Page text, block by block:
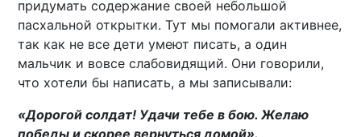
придумать содержание своей небольшой
пасхальной открытки. Тут мы помогали активнее,
так как не все дети умеют писать, а один
мальчик и вовсе слабовидящий. Они говорили,
что хотели бы написать, а мы записывали:
«Дорогой солдат! Удачи тебе в бою. Желаю